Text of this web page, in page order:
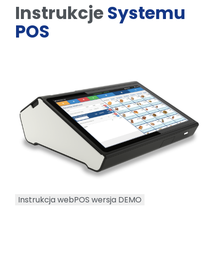
Instrukcje Systemu
POS
Instrukcja webPOS wersja DEMO